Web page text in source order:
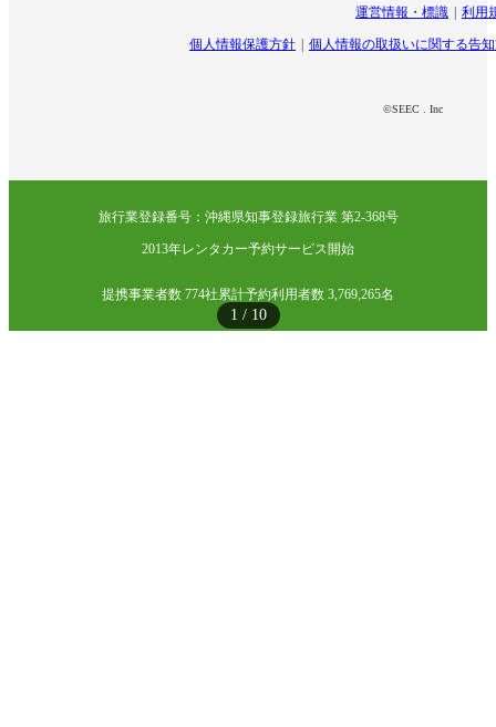
1 / 10
運営情報・標識 利用
個人情報保護方針 個人情報の取扱いに関する告
©SEEC . Inc
旅行業登録番号：沖縄県知事登録旅行業 第2-368号
2013年レンタカー予約サービス開始
提携事業者数 774社累計予約利用者数 3,769,265名